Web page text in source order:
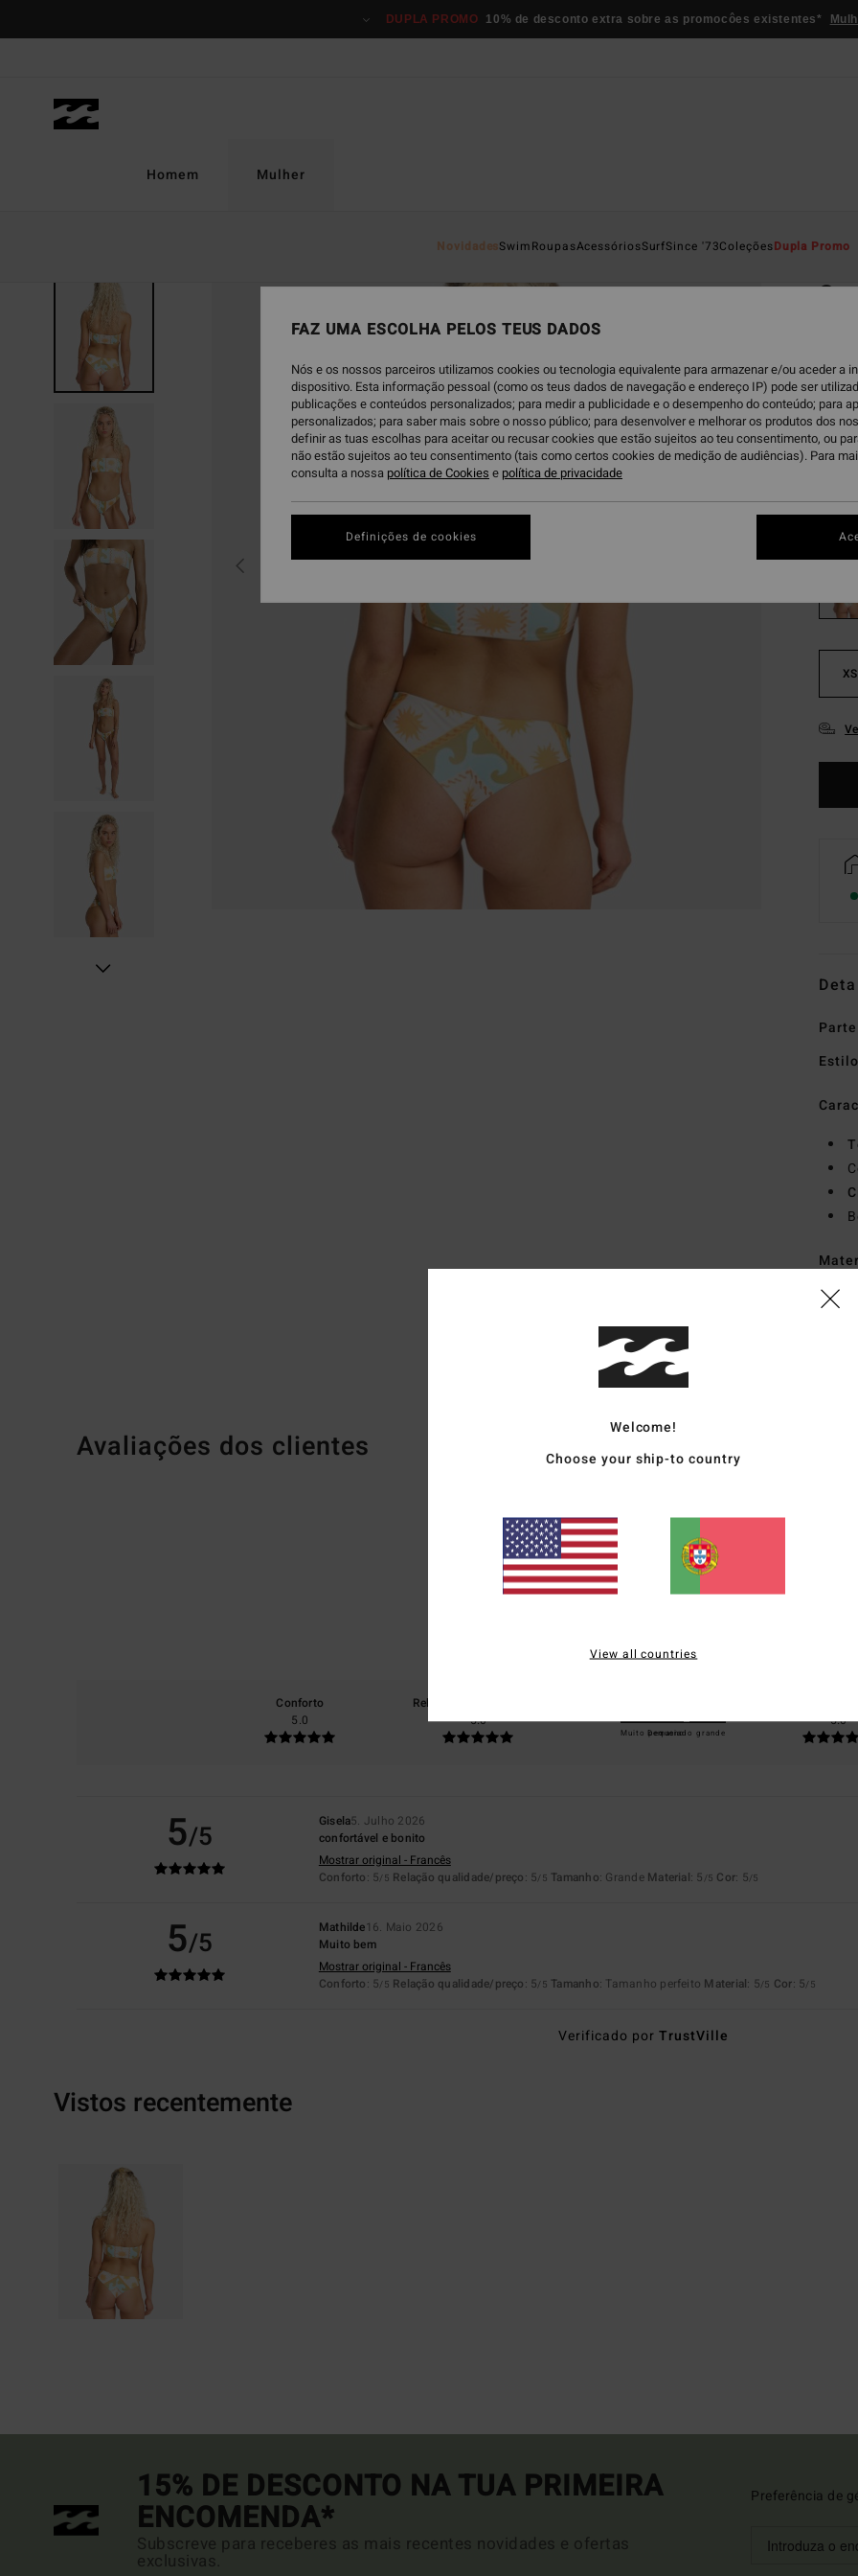
produto
DUPLA PROMO 10% de desconto extra sobre as promocôes existentes*
Homem Mulher
NovidadesSwimRoupasAcessóriosSurfSince '73ColeçõesDupla Promo
ECO-
€
Paga
Cor
XS
Estilo
Avaliações dos clientes
Pontuação média
5.0 /5
0% dos nossos clientes recomendam este produto
Conforto
5.0
Relação qualidade/preço
5.0
Muito pequeno
Demasiado grande
5.0
5/5 Gisela5. Julho 2026
confortável e bonito
Mostrar original - Francês
Conforto: 5/5 Relação qualidade/preço: 5/5 Tamanho: Grande Material: 5 /5 Cor: 5/5
5/5 Mathilde16. Maio 2026
Muito bem
Mostrar original - Francês
Conforto: 5/5 Relação qualidade/preço: 5/5 Tamanho: Tamanho perfeito Material: 5/5 Cor: 5/5
Verificado por TrustVille
Vistos recentemente
15% DE DESCONTO NA TUA PRIMEIRA
ENCOMENDA*
Subscreve para receberes as mais recentes novidades e ofertas
exclusivas.
Preferência de
Welcome!
Choose your ship-to country
View all countries
FAZ UMA ESCOLHA PELOS TEUS DADOS
Nós e os nossos parceiros utilizamos cookies ou tecnologia equivalente para armazenar e/ou aceder a
dispositivo. Esta informação pessoal (como os teus dados de navegação e endereço IP) pode ser
publicações e conteúdos personalizados; para medir a publicidade e o desempenho do conteúdo; para
personalizados; para saber mais sobre o nosso público; para desenvolver e melhorar os produtos dos
definir as tuas escolhas para aceitar ou recusar cookies que estão sujeitos ao teu consentimento, ou
não estão sujeitos ao teu consentimento (tais como certos cookies de medição de audiências). Para
consulta a nossa política de Cookies e política de privacidade
Definições de cookies